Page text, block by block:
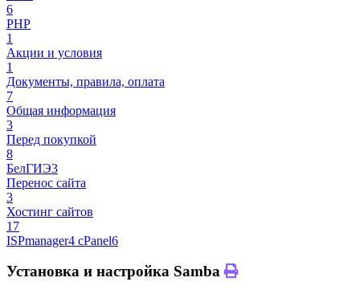
6
PHP
1
Акции и условия
1
Документы, правила, оплата
7
Общая информация
3
Перед покупкой
8
БелГИЭ3
Перенос сайта
3
Хостинг сайтов
17
ISPmanager4 cPanel6
Установка и настройка Samba